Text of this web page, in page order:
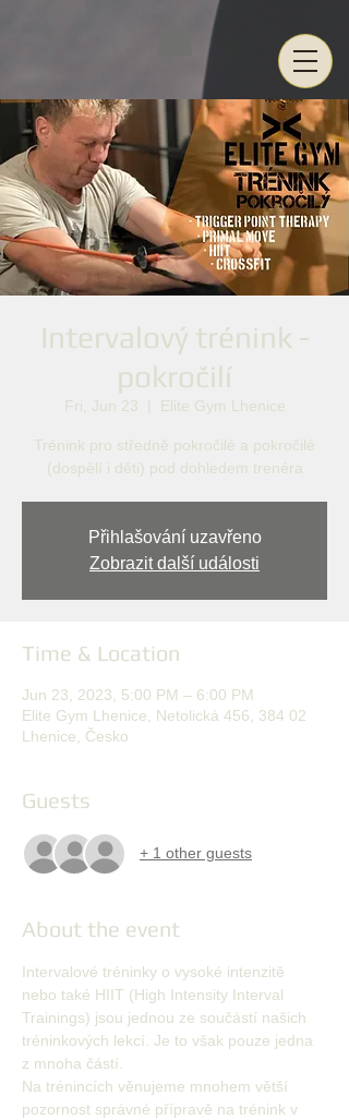
Intervalový trénink -
pokročilí
Fri, Jun 23
  |
Elite Gym Lhenice
Trénink pro středně pokročilé a pokročilé
(dospělí i děti) pod dohledem trenéra
Přihlašování uzavřeno
Zobrazit další události
Time & Location
Jun 23, 2023, 5:00 PM – 6:00 PM
Elite Gym Lhenice, Netolická 456, 384 02
Lhenice, Česko
Guests
+ 1 other guests
About the event
Intervalové tréninky o vysoké intenzitě
nebo také HIIT (High Intensity Interval
Trainings) jsou jednou ze součástí našich
tréninkových lekcí. Je to však pouze jedna
z mnoha částí.
Na trénincích věnujeme mnohem větší
pozornost správné přípravě na trénink v